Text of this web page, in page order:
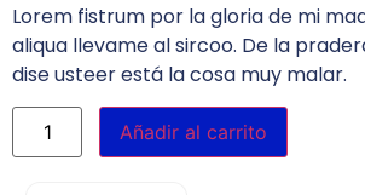
Lorem fistrum por la gloria de mi
aliqua llevame al sircoo. De la
dise usteer está la cosa muy malar.
Añadir al carrito